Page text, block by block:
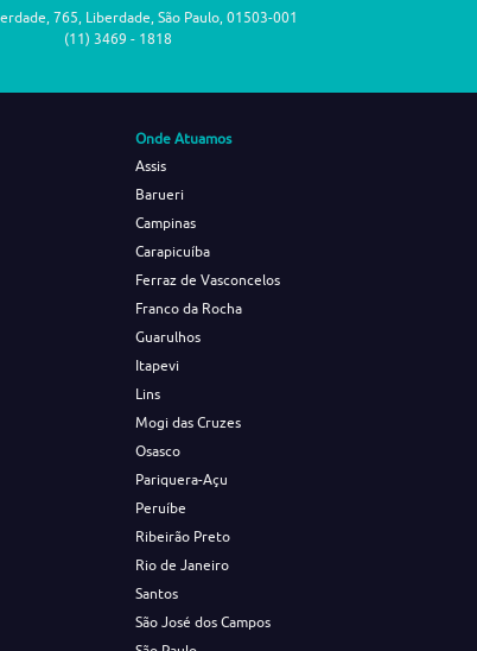
765, Liberdade, São Paulo, 01503-001
(11) 3469 - 1818
Onde Atuamos
Assis
Barueri
Campinas
Carapicuíba
Ferraz de Vasconcelos
Franco da Rocha
Guarulhos
Itapevi
Lins
Mogi das Cruzes
Osasco
Pariquera-Açu
Peruíbe
Ribeirão Preto
Rio de Janeiro
Santos
São José dos Campos